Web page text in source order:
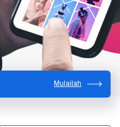
Mulailah